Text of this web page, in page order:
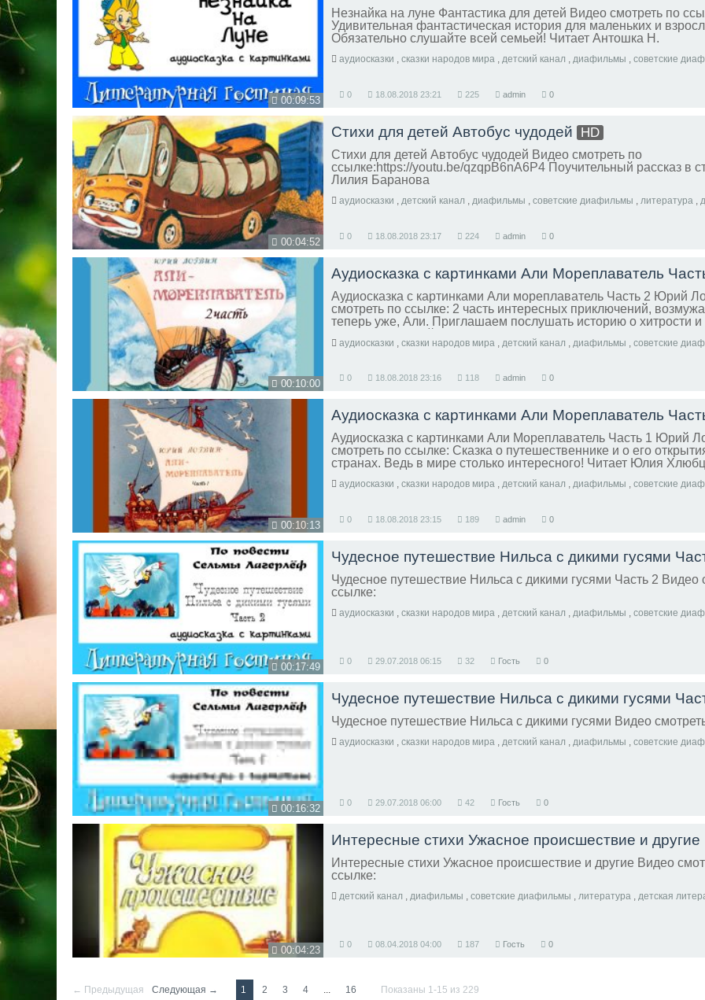
00:09:53
Незнайка на луне Фантастика для детей Видео смотреть по
Удивительная фантастическая история для маленьких и
Обязательно слушайте всей семьей! Читает Антошка Н.
аудиосказки , сказки народов мира , детский канал , диафильмы , советские
0 18.08.2018 23:21 225 admin 0
00:04:52
Стихи для детей Автобус чудодей HD
Стихи для детей Автобус чудодей Видео смотреть по
ссылке:https://youtu.be/qzqpB6nA6P4 Поучительный рассказ в
Лилия Баранова
аудиосказки , детский канал , диафильмы , советские диафильмы , литература ,
0 18.08.2018 23:17 224 admin 0
00:10:00
Аудиосказка с картинками Али Мореплаватель
Аудиосказка с картинками Али мореплаватель Часть 2 Юрий
смотреть по ссылке: 2 часть интересных приключений,
теперь уже, Али. Приглашаем послушать историю о хитрости и
аудиосказки , сказки народов мира , детский канал , диафильмы , советские
0 18.08.2018 23:16 118 admin 0
00:10:13
Аудиосказка с картинками Али Мореплаватель
Аудиосказка с картинками Али Мореплаватель Часть 1 Юрий
смотреть по ссылке: Сказка о путешественнике и о его
странах. Ведь в мире столько интересного! Читает Юлия
аудиосказки , сказки народов мира , детский канал , диафильмы , советские
0 18.08.2018 23:15 189 admin 0
00:17:49
Чудесное путешествие Нильса с дикими гусями
Чудесное путешествие Нильса с дикими гусями Часть 2 Видео
ссылке:
аудиосказки , сказки народов мира , детский канал , диафильмы , советские
0 29.07.2018 06:15 32 Гость 0
00:16:32
Чудесное путешествие Нильса с дикими гусями
Чудесное путешествие Нильса с дикими гусями Видео
аудиосказки , сказки народов мира , детский канал , диафильмы , советские
0 29.07.2018 06:00 42 Гость 0
00:04:23
Интересные стихи Ужасное происшествие и другие
Интересные стихи Ужасное происшествие и другие Видео
ссылке:
детский канал , диафильмы , советские диафильмы , литература , детская
0 08.04.2018 04:00 187 Гость 0
← Предыдущая Следующая → 1 2 3 4 ... 16 Показаны 1-15 из 229